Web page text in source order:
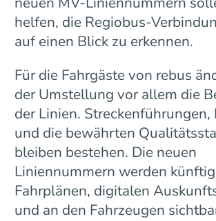
helfen, die Regiobus-
auf einen Blick zu erkennen.
Für die Fahrgäste von rebus
der Umstellung vor allem die
der Linien. Streckenführungen,
und die bewährten
bleiben bestehen. Die neuen
Liniennummern werden
Fahrplänen, digitalen
und an den Fahrzeugen